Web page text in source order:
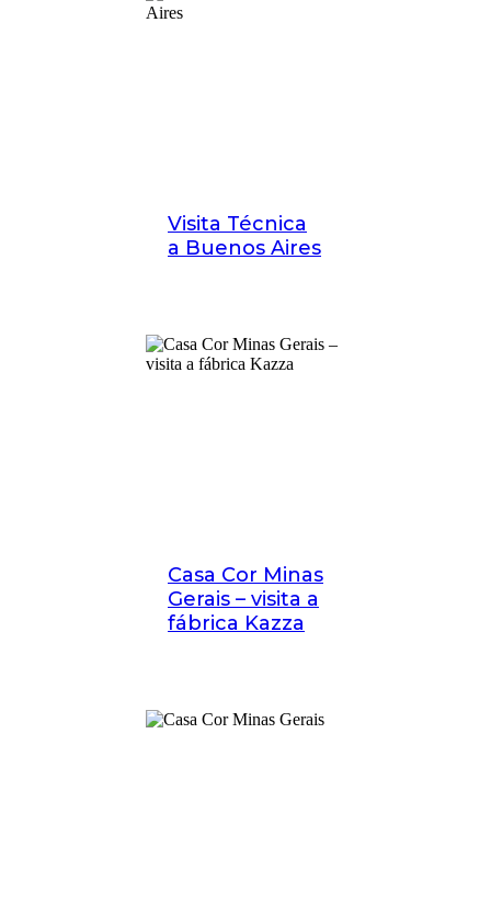
Visita Técnica
a Buenos Aires
Casa Cor Minas
Gerais – visita a
fábrica Kazza